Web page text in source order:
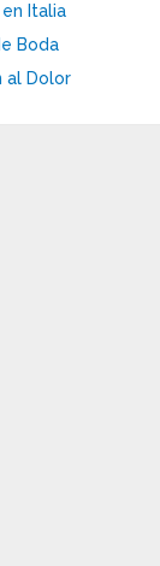
Italia
Boda
al Dolor